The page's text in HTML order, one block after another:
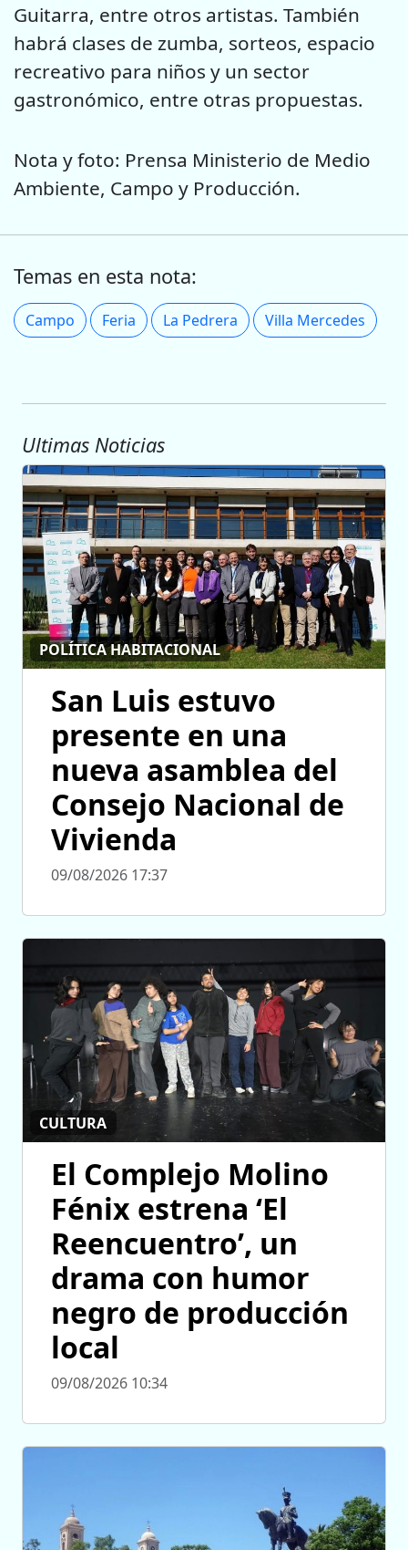
Guitarra, entre otros artistas. También
habrá clases de zumba, sorteos, espacio
recreativo para niños y un sector
gastronómico, entre otras propuestas.
Nota y foto: Prensa Ministerio de Medio
Ambiente, Campo y Producción.
Temas en esta nota:
Campo Feria La Pedrera Villa Mercedes
Ultimas Noticias
POLÍTICA HABITACIONAL
San Luis estuvo
presente en una
nueva asamblea del
Consejo Nacional de
Vivienda
09/08/2026 17:37
CULTURA
El Complejo Molino
Fénix estrena ‘El
Reencuentro’, un
drama con humor
negro de producción
local
09/08/2026 10:34